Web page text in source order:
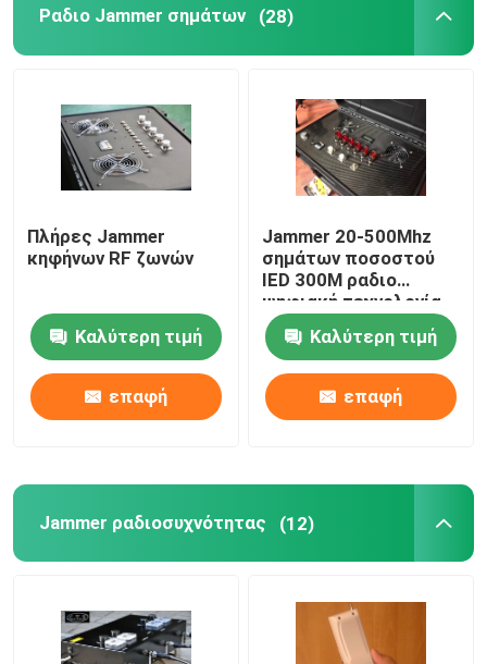
Ραδιο Jammer σημάτων (28)
Πλήρες Jammer
κηφήνων RF ζωνών
Καλύτερη τιμή
επαφή
Jammer 20-500Mhz
σημάτων ποσοστού
IED 300M ραδιο
ψηφιακή τεχνολογία
θορύβου
Καλύτερη τιμή
επαφή
Jammer ραδιοσυχνότητας (12)